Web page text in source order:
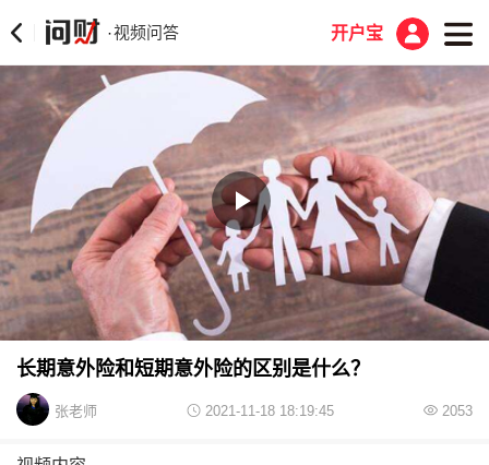
·视频问答 开户宝
Play
Video
长期意外险和短期意外险的区别是什么？
张老师 2021-11-18 18:19:45 2053